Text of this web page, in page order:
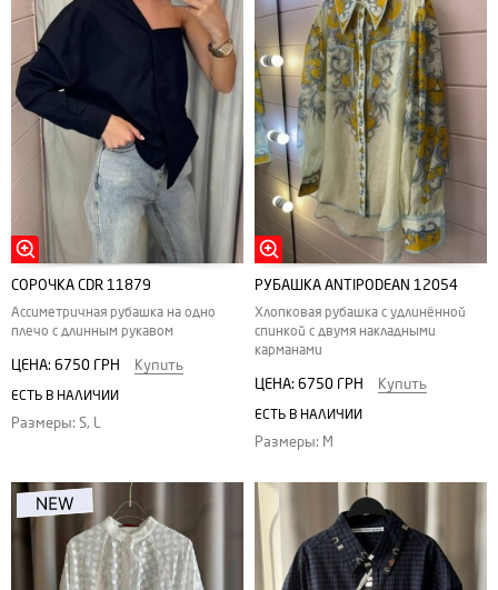
СОРОЧКА CDR 11879
Ассиметричная рубашка на одно
плечо с длинным рукавом
ЦЕНА: 6750 ГРН Купить
ЕСТЬ В НАЛИЧИИ
Размеры: S, L
РУБАШКА ANTIPODEAN 12054
Хлопковая рубашка с удлинённой
спинкой с двумя накладными
карманами
ЦЕНА: 6750 ГРН Купить
ЕСТЬ В НАЛИЧИИ
Размеры: M